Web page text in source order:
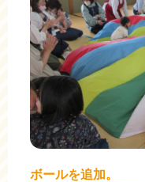
ボールを追加。